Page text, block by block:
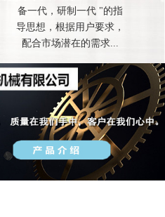
备一代，研制一代 "的指
导思想，根据用户要求，
配合市场潜在的需求...